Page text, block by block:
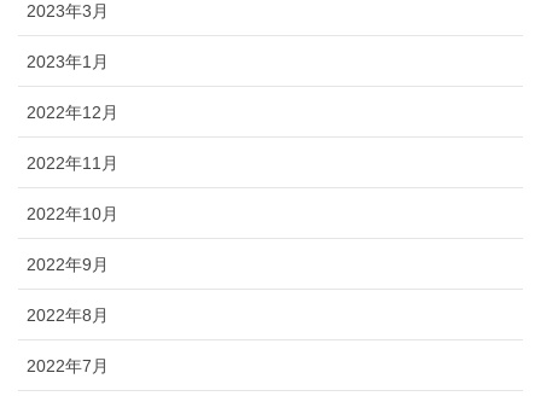
2023年3月
2023年1月
2022年12月
2022年11月
2022年10月
2022年9月
2022年8月
2022年7月